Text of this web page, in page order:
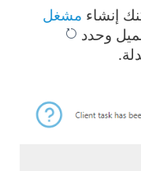
إنشاء مشغل
وحدد